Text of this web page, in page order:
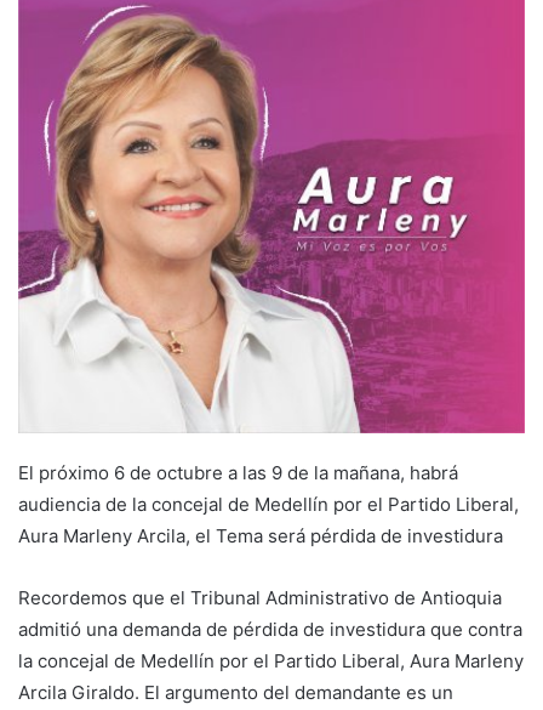
El próximo 6 de octubre a las 9 de la mañana, habrá
audiencia de la concejal de Medellín por el Partido Liberal,
Aura Marleny Arcila, el Tema será pérdida de investidura
Recordemos que el Tribunal Administrativo de Antioquia
admitió una demanda de pérdida de investidura que contra
la concejal de Medellín por el Partido Liberal, Aura Marleny
Arcila Giraldo. El argumento del demandante es un